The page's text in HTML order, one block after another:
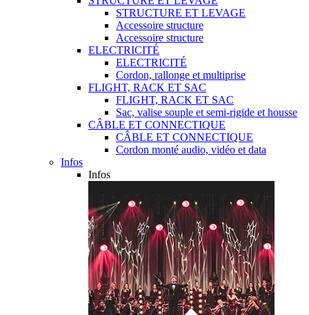
STRUCTURE ET LEVAGE
Accessoire structure
Accessoire structure
ELECTRICITÉ
ELECTRICITÉ
Cordon, rallonge et multiprise
FLIGHT, RACK ET SAC
FLIGHT, RACK ET SAC
Sac, valise souple et semi-rigide et housse
CÂBLE ET CONNECTIQUE
CÂBLE ET CONNECTIQUE
Cordon monté audio, vidéo et data
Infos
Infos